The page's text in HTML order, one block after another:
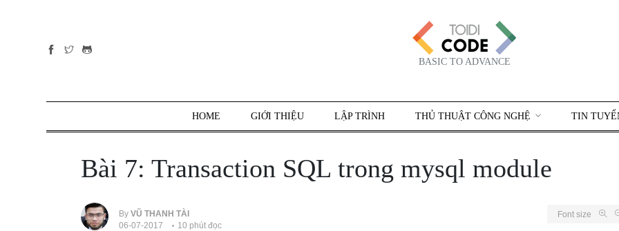
danh mục
PYTHON
BASIC TO ADVANCE
HOME GIỚI THIỆU LẬP TRÌNH THỦ THUẬT CÔNG NGHỆ TIN
Bài 7: Transaction SQL trong mysql module
By VŨ THANH TÀI
06-07-2017
10 phút đọc
Font size